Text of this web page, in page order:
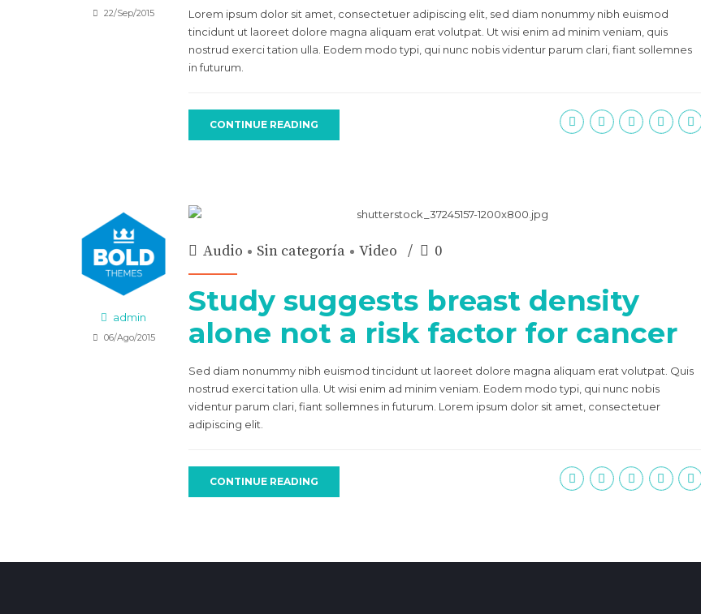
22/Sep/2015
Lorem ipsum dolor sit amet, consectetuer adipiscing elit, sed diam nonummy nibh euismod
tincidunt ut laoreet dolore magna aliquam erat volutpat. Ut wisi enim ad minim veniam, quis
nostrud exerci tation ulla. Eodem modo typi, qui nunc nobis videntur parum clari, fiant sollemnes
in futurum.
CONTINUE READING
admin
06/Ago/2015
Audio Sin categoría Video 0
Study suggests breast density
alone not a risk factor for cancer
Sed diam nonummy nibh euismod tincidunt ut laoreet dolore magna aliquam erat volutpat. Quis
nostrud exerci tation ulla. Ut wisi enim ad minim veniam. Eodem modo typi, qui nunc nobis
videntur parum clari, fiant sollemnes in futurum. Lorem ipsum dolor sit amet, consectetuer
adipiscing elit.
CONTINUE READING